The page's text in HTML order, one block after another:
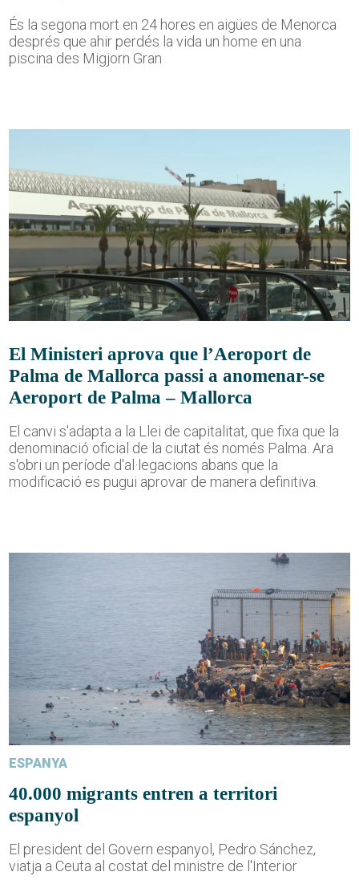
És la segona mort en 24 hores en aigües de Menorca
després que ahir perdés la vida un home en una
piscina des Migjorn Gran
El Ministeri aprova que l’Aeroport de
Palma de Mallorca passi a anomenar-se
Aeroport de Palma – Mallorca
El canvi s'adapta a la Llei de capitalitat, que fixa que la
denominació oficial de la ciutat és només Palma. Ara
s'obri un període d'al·legacions abans que la
modificació es pugui aprovar de manera definitiva.
ESPANYA
40.000 migrants entren a territori
espanyol
El president del Govern espanyol, Pedro Sánchez,
viatja a Ceuta al costat del ministre de l'Interior